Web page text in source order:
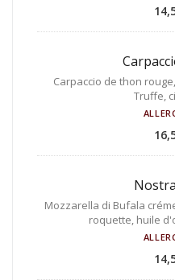
Carpaccio de thon
Truffe,
Mozzarella di Bufala
roquette, huile